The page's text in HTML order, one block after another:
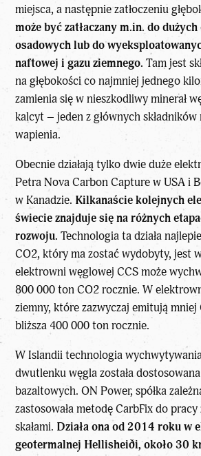
miejsca, a następnie zatłoczeniu
może być zatłaczanym.in. do dużych
osadowych lub do
naftowej i gazu ziemnego. Tam jest
na głębokości co najmniej jednego
zamienia się w nieszkodliwy minerał
kalcyt – jeden z głównych
wapienia.
Obecnie działają tylko dwie duże
Petra Nova Carbon Capture w USA i
w Kanadzie. Kilkanaście kolejnych
świecie znajduje się na różnych
rozwoju.Technologia ta działa
CO2, który ma zostać wydobyty, jest
elektrowni węglowej CCS może
800 000 ton CO2 rocznie. W
ziemny, które zazwyczaj emitują
bliższa 400 000 ton rocznie.
W Islandii technologia
dwutlenku węgla została
bazaltowych. ON Power, spółka
zastosowała metodę CarbFix do
skałami. Działa ona od 2014 roku w
geotermalnej Hellisheiði, około 30